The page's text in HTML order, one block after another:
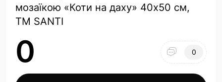
мозаїкою «Коти на даху» 40х50 см,
ТМ SANTI
0 0